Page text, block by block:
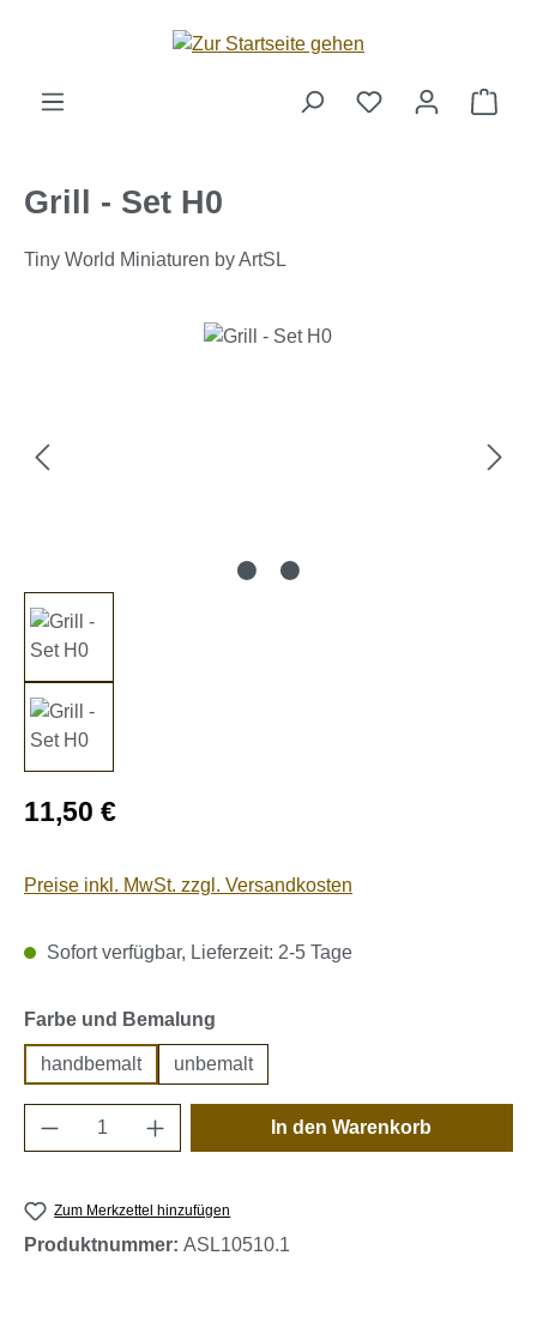
Zum Hauptinhalt springen
Grill - Set H0
Tiny World Miniaturen by ArtSL
Bildergalerie überspringen
Regulärer Preis:
11,50 €
Preise inkl. MwSt. zzgl. Versandkosten
Sofort verfügbar, Lieferzeit: 2-5 Tage
Farbe und Bemalung
handbemalt unbemalt
Produkt Anzahl: Gib den gewünschten
In den Warenkorb
Zum Merkzettel hinzufügen
Produktnummer: ASL10510.1